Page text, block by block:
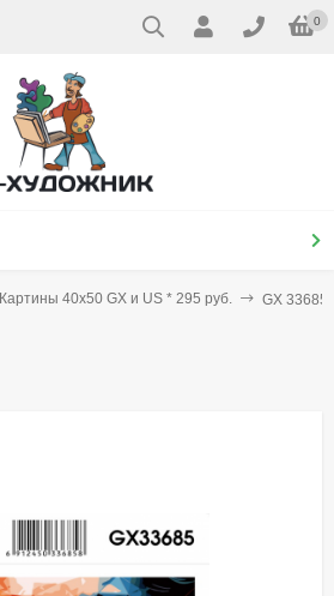
0
Картины 40х50 GX и US * 295 руб. GX 33685